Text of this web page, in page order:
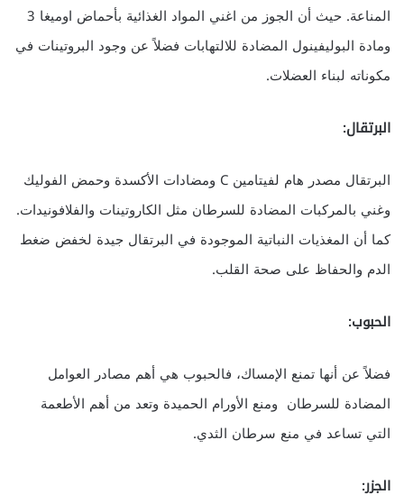
المناعة. حيث أن الجوز من اغني المواد الغذائية بأحماض اوميغا 3
ومادة البوليفينول المضادة للالتهابات فضلاً عن وجود البروتينات في
مكوناته لبناء العضلات.
البرتقال:
البرتقال مصدر هام لفيتامين C ومضادات الأكسدة وحمض الفوليك
وغني بالمركبات المضادة للسرطان مثل الكاروتينات والفلافونيدات.
كما أن المغذيات النباتية الموجودة في البرتقال جيدة لخفض ضغط
الدم والحفاظ على صحة القلب.
الحبوب:
فضلاً عن أنها تمنع الإمساك، فالحبوب هي أهم مصادر العوامل
المضادة للسرطان ومنع الأورام الحميدة وتعد من أهم الأطعمة
التي تساعد في منع سرطان الثدي.
الجزر: